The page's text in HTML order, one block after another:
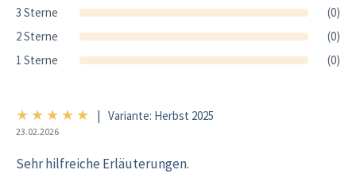
3 Sterne
(0)
2 Sterne
(0)
1 Sterne
(0)
★ ★ ★ ★ ★ 5/5| Variante: Herbst 2025
23.02.2026
Sehr hilfreiche Erläuterungen.